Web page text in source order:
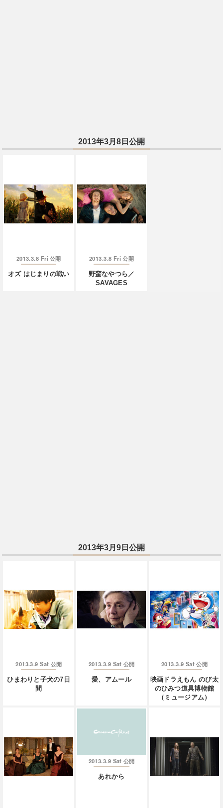
2013年3月8日公開
2013.3.8 Fri 公開
オズ はじまりの戦い
2013.3.8 Fri 公開
野蛮なやつら／
SAVAGES
2013年3月9日公開
2013.3.9 Sat 公開
ひまわりと子犬の7日
間
2013.3.9 Sat 公開
愛、アムール
2013.3.9 Sat 公開
映画ドラえもん のび太
のひみつ道具博物館
（ミュージアム）
2013.3.9 Sat 公開
あれから